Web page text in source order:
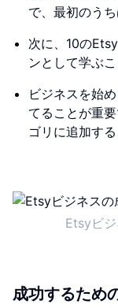
で、最初のう
次に、10の
ンとして学ぶこ
ビジネスを始
てることが重
ゴリに追加す
Etsyビ
成功するため